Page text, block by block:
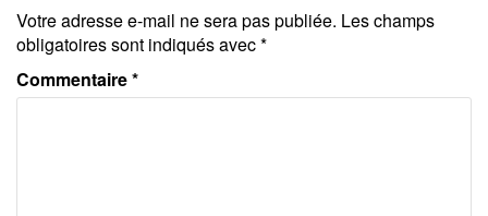
Votre adresse e-mail ne sera pas publiée. Les champs
obligatoires sont indiqués avec*
Commentaire*